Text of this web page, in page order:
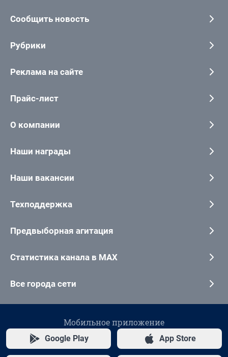
Сообщить новость
Рубрики
Реклама на сайте
Прайс-лист
О компании
Наши награды
Наши вакансии
Техподдержка
Предвыборная агитация
Статистика канала в MAX
Все города сети
Мобильное приложение
Google Play App Store